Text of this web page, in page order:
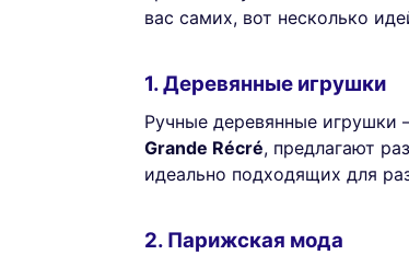
вас самих, вот несколько
1. Деревянные игрушки
Ручные деревянные игрушки
Grande Récré, предлагают
идеально подходящих для
2. Парижская мода